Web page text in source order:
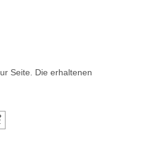
Seite. Die erhaltenen